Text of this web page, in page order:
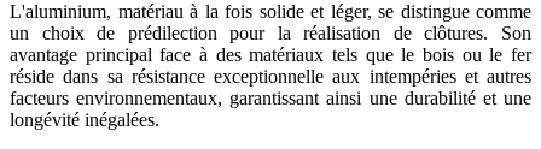
L'aluminium, matériau à la fois solide et léger, se distingue comme
un choix de prédilection pour la réalisation de clôtures. Son
avantage principal face à des matériaux tels que le bois ou le fer
réside dans sa résistance exceptionnelle aux intempéries et autres
facteurs environnementaux, garantissant ainsi une durabilité et une
longévité inégalées.